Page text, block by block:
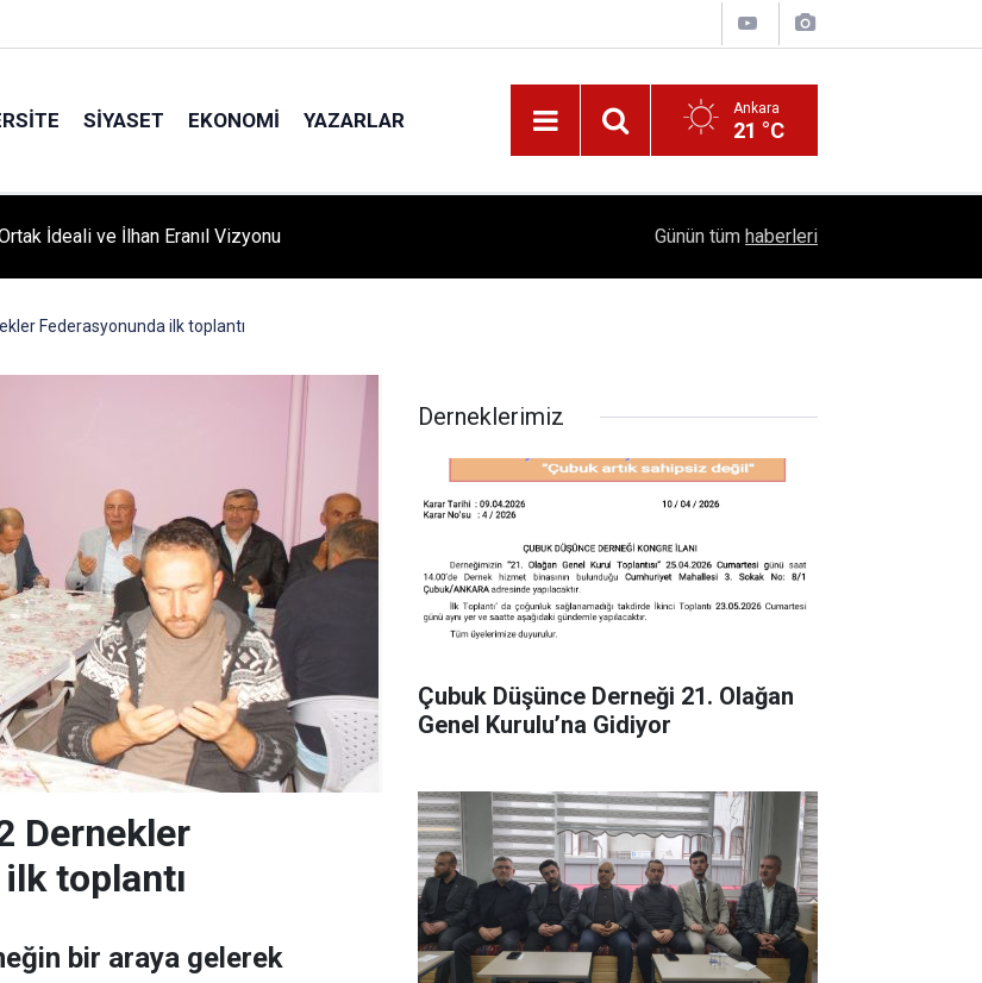
SIYASET EKONOMI YAZARLAR Ankara
21 °C
COŞKUSU: Kursiyerler Gönüllerince Eğlendi! 1504 Kep, Tek Bir Hedef: Bilim Kenti Çubuk
Günün tüm haberleri
Federasyonunda ilk toplantı
Dernekler
toplantı
bir araya gelerek
Derneklerimiz
Çubuk Düşünce Derneği 21. Olağan
Genel Kurulu’na Gidiyor